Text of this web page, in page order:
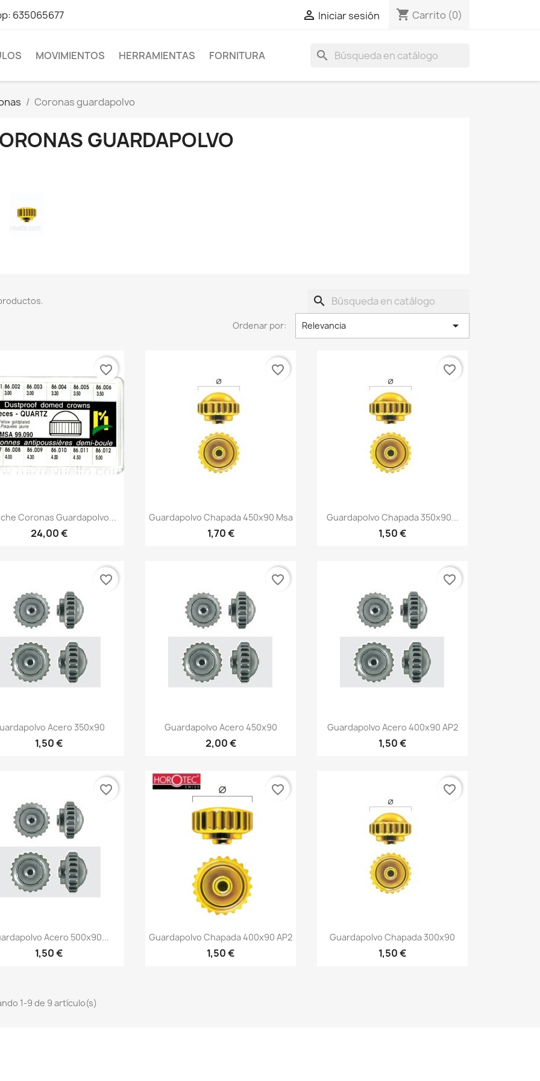
635065677  Iniciar sesión shopping_cart Carrito (0)
search
MOVIMIENTOS HERRAMIENTAS FORNITURA
Coronas guardapolvo
GUARDAPOLVO
search
Ordenar por: Relevancia 
Coronas Guardapolvo...
24,00 €
favorite_border
Guardapolvo Chapada 450x90 Msa
1,70 €
favorite_border
Guardapolvo Chapada 350x90...
1,50 €
favorite_border
Acero 350x90
1,50 €
favorite_border
Guardapolvo Acero 450x90
2,00 €
favorite_border
Guardapolvo Acero 400x90 AP2
1,50 €
favorite_border
Acero 500x90...
1,50 €
favorite_border
Guardapolvo Chapada 400x90 AP2
1,50 €
favorite_border
Guardapolvo Chapada 300x90
1,50 €
favorite_border
1-9 de 9 artículo(s)